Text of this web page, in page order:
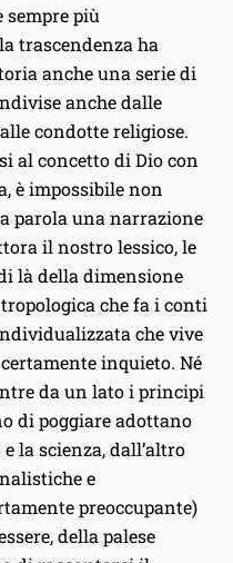
sempre più
trascendenza ha
anche una serie di
anche dalle
condotte religiose.
al concetto di Dio con
è impossibile non
parola una narrazione
il nostro lessico, le
là della dimensione
che fa i conti
che vive
inquieto. Né
da un lato i principi
di poggiare adottano
la scienza, dall’altro
e
preoccupante)
della palese